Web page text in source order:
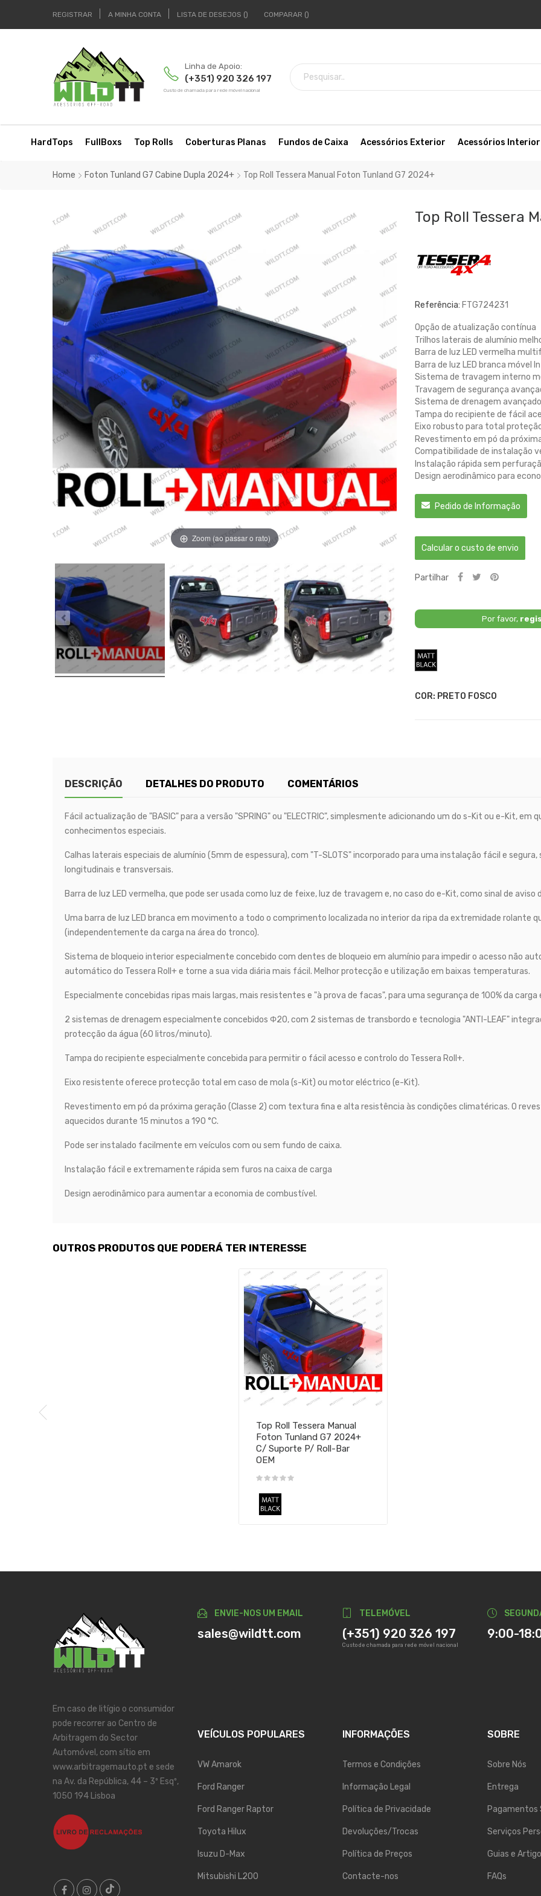
REGISTRAR A MINHA CONTA LISTA DE DESEJOS COMPARAR
Linha de Apoio:
(+351) 920 326 197
Custo de chamada para rede móvel nacional
HardTops FullBoxs Top Rolls Coberturas Planas Fundos de Caixa Acessórios Exterior Acessórios Interior
Home Foton Tunland G7 Cabine Dupla 2024+ Top Roll Tessera Manual Foton Tunland G7 2024+
Zoom (ao passar o rato)
Top Roll Tessera
Referência: FTG724231
Opção de atualização contínua
Trilhos laterais de alumínio
Barra de luz LED vermelha
Barra de luz LED branca móvel
Sistema de travagem interno
Travagem de segurança
Sistema de drenagem
Tampa do recipiente de fácil
Eixo robusto para total
Revestimento em pó da
Compatibilidade de instalação
Instalação rápida sem
Design aerodinâmico para
Pedido de Informação
Calcular o custo de envio
Partilhar
Por favor,
COR: PRETO FOSCO
DESCRIÇÃO DETALHES DO PRODUTO COMENTÁRIOS
Fácil actualização de "BASIC" para a versão "SPRING" ou "ELECTRIC", simplesmente adicionando um do s-Kit ou e-Kit,
conhecimentos especiais.
Calhas laterais especiais de alumínio (5mm de espessura), com "T-SLOTS" incorporado para uma instalação fácil e segura,
longitudinais e transversais.
Barra de luz LED vermelha, que pode ser usada como luz de feixe, luz de travagem e, no caso do e-Kit, como sinal de
Uma barra de luz LED branca em movimento a todo o comprimento localizada no interior da ripa da extremidade rolante
(independentemente da carga na área do tronco).
Sistema de bloqueio interior especialmente concebido com dentes de bloqueio em alumínio para impedir o acesso não
automático do Tessera Roll+ e torne a sua vida diária mais fácil. Melhor protecção e utilização em baixas temperaturas.
Especialmente concebidas ripas mais largas, mais resistentes e "à prova de facas", para uma segurança de 100% da
2 sistemas de drenagem especialmente concebidos Φ20, com 2 sistemas de transbordo e tecnologia "ANTI-LEAF"
protecção da água (60 litros/minuto).
Tampa do recipiente especialmente concebida para permitir o fácil acesso e controlo do Tessera Roll+.
Eixo resistente oferece protecção total em caso de mola (s-Kit) ou motor eléctrico (e-Kit).
Revestimento em pó da próxima geração (Classe 2) com textura fina e alta resistência às condições climatéricas. O
aquecidos durante 15 minutos a 190 °C.
Pode ser instalado facilmente em veículos com ou sem fundo de caixa.
Instalação fácil e extremamente rápida sem furos na caixa de carga
Design aerodinâmico para aumentar a economia de combustível.
OUTROS PRODUTOS QUE PODERÁ TER INTERESSE
Top Roll Tessera Manual
Foton Tunland G7 2024+
C/ Suporte P/ Roll-Bar
OEM
ENVIE-NOS UM EMAIL
sales@wildtt.com
TELEMÓVEL
(+351) 920 326 197
Custo de chamada para rede móvel nacional
9:00-
Em caso de litígio o consumidor
pode recorrer ao Centro de
Arbitragem do Sector
Automóvel, com sítio em
www.arbitragemauto.pt e sede
na Av. da República, 44 – 3º Esqº,
1050 194 Lisboa
VEÍCULOS POPULARES
VW Amarok
Ford Ranger
Ford Ranger Raptor
Toyota Hilux
Isuzu D-Max
Mitsubishi L200
INFORMAÇÕES
Termos e Condições
Informação Legal
Política de Privacidade
Devoluções/Trocas
Política de Preços
Contacte-nos
SOBRE
Sobre Nós
Entrega
Pagamentos
Serviços
Guias e
FAQs